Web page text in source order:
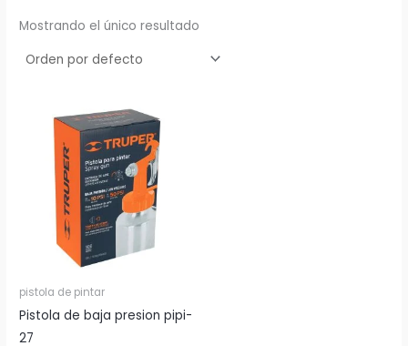
Mostrando el único resultado
pistola de pintar
Pistola de baja presion pipi-
27